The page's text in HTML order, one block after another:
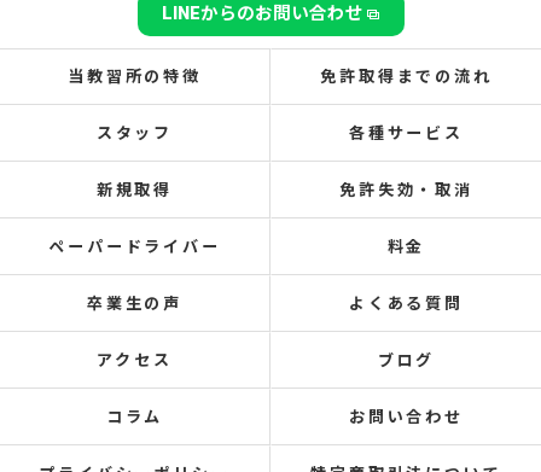
LINEからのお問い合わせ
当教習所の特徴 免許取得までの流れ
スタッフ 各種サービス
新規取得 免許失効・取消
ペーパードライバー 料金
卒業生の声 よくある質問
アクセス ブログ
コラム お問い合わせ